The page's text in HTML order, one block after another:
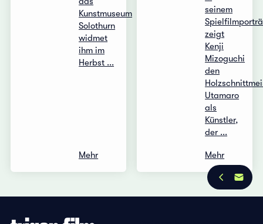
Kunstmuseum
Solothurn
widmet
ihm im
Herbst ...
Mehr
seinem
zeigt
Kenji
Mizoguchi
den
Utamaro
als
Künstler,
der ...
Mehr